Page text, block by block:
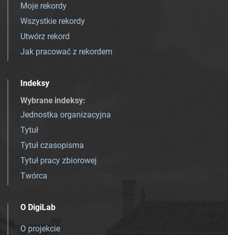
Moje rekordy
Wszystkie rekordy
Utwórz rekord
Jak pracować z rekordem
Indeksy
Wybrane indeksy:
Jednostka organizacyjna
Tytuł
Tytuł czasopisma
Tytuł pracy zbiorowej
Twórca
O DigiLab
O projekcie